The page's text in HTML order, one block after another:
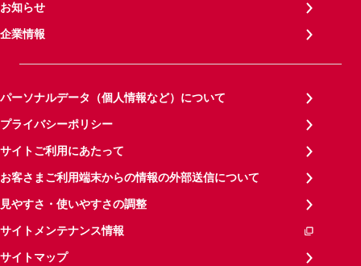
お知らせ
企業情報
パーソナルデータ（個人情報など）について
プライバシーポリシー
サイトご利用にあたって
お客さまご利用端末からの情報の外部送信について
見やすさ・使いやすさの調整
サイトメンテナンス情報
サイトマップ